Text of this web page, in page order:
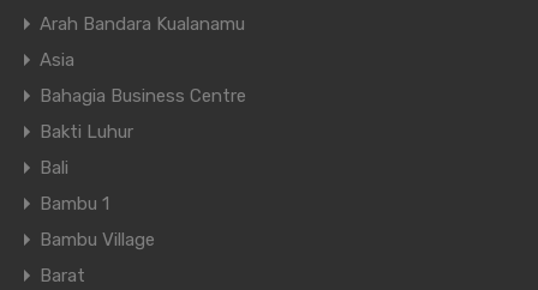
Arah Bandara Kualanamu
Asia
Bahagia Business Centre
Bakti Luhur
Bali
Bambu 1
Bambu Village
Barat